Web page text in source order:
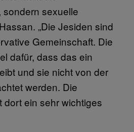
sexuelle
„Die Jesiden sind
Gemeinschaft. Die
dafür, dass das ein
und sie nicht von der
werden. Die
dort ein sehr wichtiges